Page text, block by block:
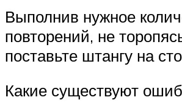
Выполнив нужное
повторений, не
поставьте штангу на
Какие существуют